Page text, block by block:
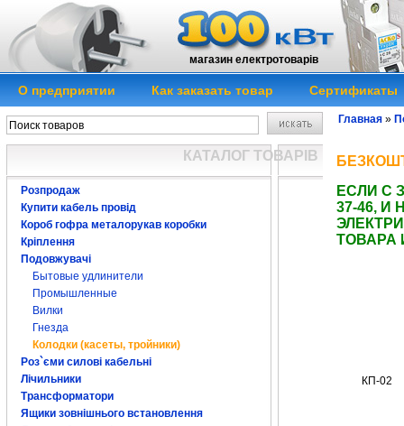
магазин електротоварів
О предприятии Как заказать товар Сертификаты
КАТАЛОГ ТОВАРІВ
Розпродаж
Купити кабель провід
Короб гофра металорукав коробки
Кріплення
Подовжувачі
Бытовые удлинители
Промышленные
Вилки
Гнезда
Колодки (касеты, тройники)
Роз`єми силові кабельні
Лічильники
Трансформатори
Ящики зовнішнього встановлення
Главная »
ЕСЛИ С
37-46,
ТОВАРА
КП-02